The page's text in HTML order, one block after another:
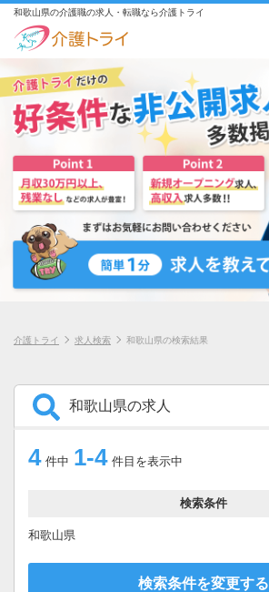
和歌山県の介護職の求人・転職なら介護トライ
介護トライ 求人検索 和歌山県の検索結果
和歌山県の求人
4 件中 1-4 件目を表示中
検索条件
和歌山県
検索条件を変更する